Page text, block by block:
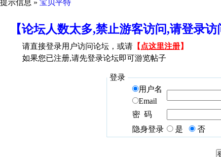
提示信息 » 宝贝平特
【论坛人数太多,禁止游客访问,请登录
请直接登录用户访问论坛，或请 【 点这里注册】
如果您已注册,请先登录论坛即可游览帖子
登录
用户名
Email
密 码
隐身登录
是 否